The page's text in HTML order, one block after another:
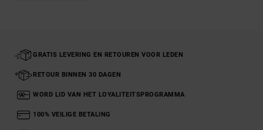
GRATIS LEVERING EN RETOUREN VOOR LEDEN
RETOUR BINNEN 30 DAGEN
WORD LID VAN HET LOYALITEITSPROGRAMMA
100% VEILIGE BETALING